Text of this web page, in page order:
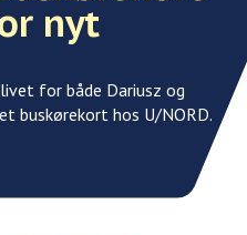
nyt
for både Dariusz og
buskørekort hos U/NORD.